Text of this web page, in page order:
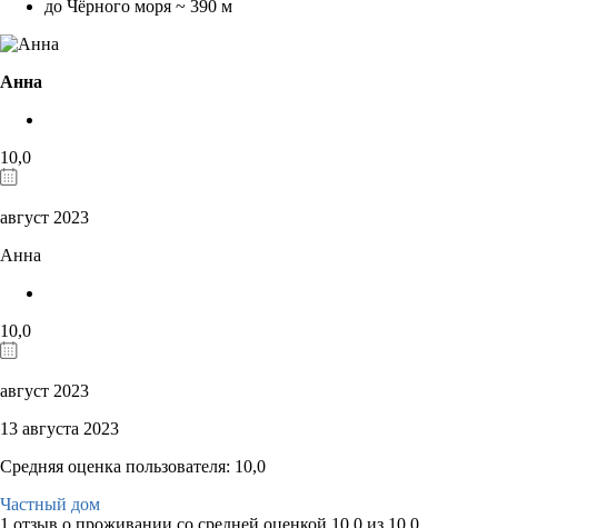
до Чёрного моря ~ 390 м
Анна
10,0
август 2023
Анна
10,0
август 2023
13 августа 2023
Средняя оценка пользователя: 10,0
Частный дом
1 отзыв о проживании со средней оценкой 10,0 из 10,0